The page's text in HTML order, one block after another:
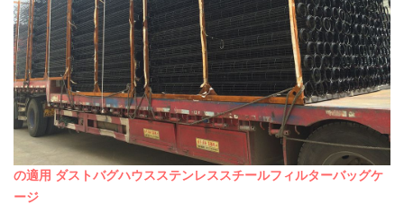
の適用 ダストバグハウスステンレススチールフィルターバッグケ
ージ